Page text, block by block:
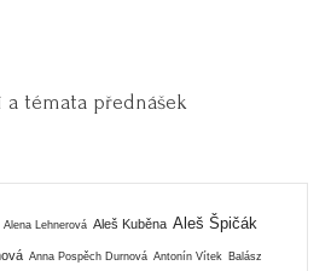
témata přednášek
Alena Lehnerová Aleš Kuběna Aleš Špičák
Anna Pospěch Durnová Antonín Vítek Balász